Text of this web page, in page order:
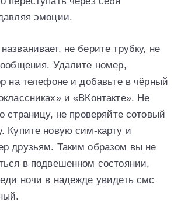
эмоции.
не берите трубку, не
Удалите номер,
на телефоне и добавьте в чёрный
и «ВКонтакте». Не
страницу, не проверяйте сотовый
Купите новую сим-карту и
друзьям. Таким образом вы не
в подвешенном состоянии,
ночи в надежде увидеть смс